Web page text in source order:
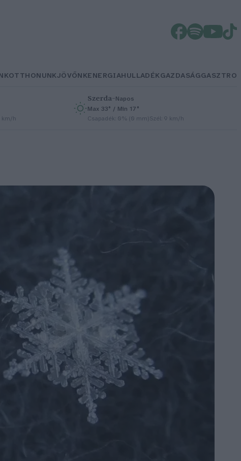
OTTHONUNKJÖVŐNKENERGIAHULLADÉKGAZDASÁGGASZTRO
km/h
Szerda–Napos
Max 33° / Min 17°
Csapadék: 0% (0 mm)Szél: 9 km/h